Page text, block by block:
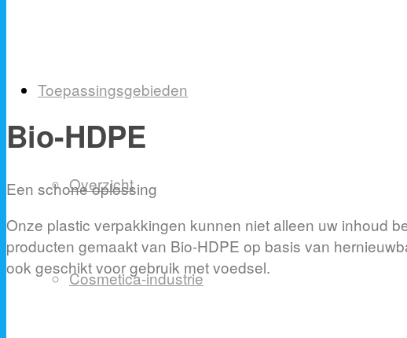
Toepassingsgebieden
Overzicht
Cosmetica-industrie
Bio-HDPE
Een schone oplossing
Onze plastic verpakkingen kunnen niet alleen uw inhoud
producten gemaakt van Bio-HDPE op basis van
ook geschikt voor gebruik met voedsel.